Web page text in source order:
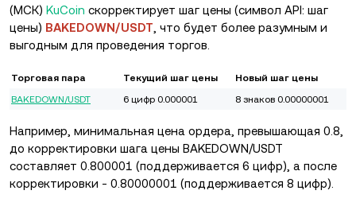
(МСК) KuCoin скорректирует шаг цены (символ API: шаг
цены) BAKEDOWN/USDT , что будет более разумным и
выгодным для проведения торгов.
Торговая пара Текущий шаг цены
Новый шаг цены
BAKEDOWN/USDT
6 цифр 0.000001 8 знаков 0.00000001
Например, минимальная цена ордера, превышающая 0.8,
до корректировки шага цены BAKEDOWN/USDT
составляет 0.800001 (поддерживается 6 цифр), а после
корректировки - 0.80000001 (поддерживается 8 цифр).